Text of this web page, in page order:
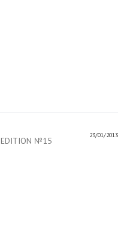
23/01/2013
EDITION №15